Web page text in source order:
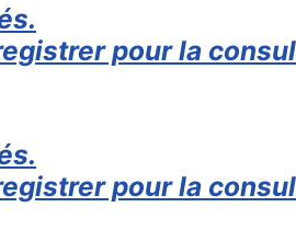
pour la
pour la